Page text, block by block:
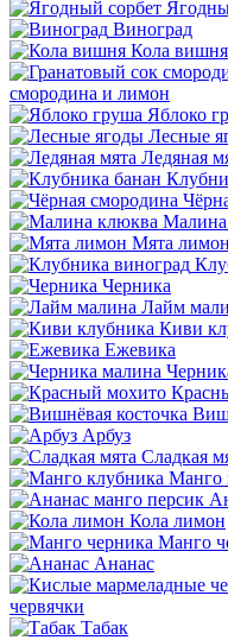
Виноград
Кола вишня
смородина и лимон
Яблоко
Лесные
Ледяная
Мята лимон
Черника
Лайм
Киви
Ежевика
Арбуз
Сладкая
Манго
Кола лимон
Манго
Ананас
червячки
Табак